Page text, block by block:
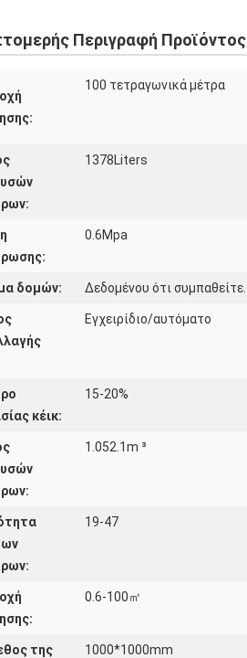
Περιγραφή Προϊόντος
100 τετραγωνικά μέτρα
1378Liters
0.6Mpa
δομών: Δεδομένου ότι συμπαθείτε.
Εγχειρίδιο/αυτόματο
κέικ:
15-20%
1.052.1m ³
19-47
0.6-100㎡
της
1000*1000mm